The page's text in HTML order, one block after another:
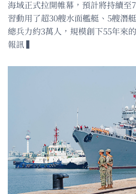
海域正式拉開帷幕，預計將持續至
習動用了超30艘水面艦艇、5艘潛
總兵力約3萬人，規模創下55年來
報訊 ▍